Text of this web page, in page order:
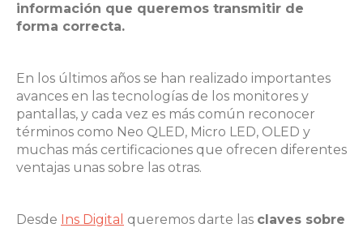
información que queremos transmitir de
forma correcta.
En los últimos años se han realizado importantes
avances en las tecnologías de los monitores y
pantallas, y cada vez es más común reconocer
términos como Neo QLED, Micro LED, OLED y
muchas más certificaciones que ofrecen diferentes
ventajas unas sobre las otras.
Desde Ins Digital queremos darte las claves sobre